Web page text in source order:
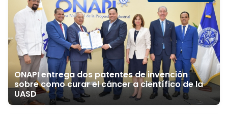
ONAPI entrega dos patentes de invención
sobre como curar el cáncer a científico de la
UASD